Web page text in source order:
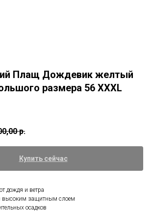
Плащ Дождевик желтый
размера 56 XXXL
р.
Купить сейчас
дождя и ветра
высоким защитным слоем
осадков